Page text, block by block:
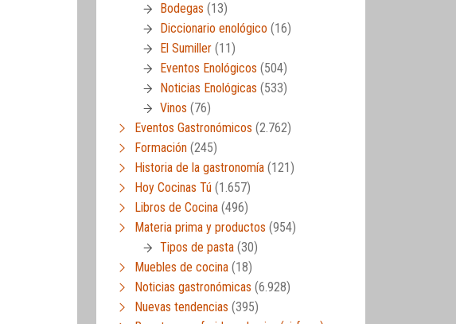
Bodegas (13)
Diccionario enológico (16)
El Sumiller (11)
Eventos Enológicos (504)
Noticias Enológicas (533)
Vinos (76)
Eventos Gastronómicos (2.762)
Formación (245)
Historia de la gastronomía (121)
Hoy Cocinas Tú (1.657)
Libros de Cocina (496)
Materia prima y productos (954)
Tipos de pasta (30)
Muebles de cocina (18)
Noticias gastronómicas (6.928)
Nuevas tendencias (395)